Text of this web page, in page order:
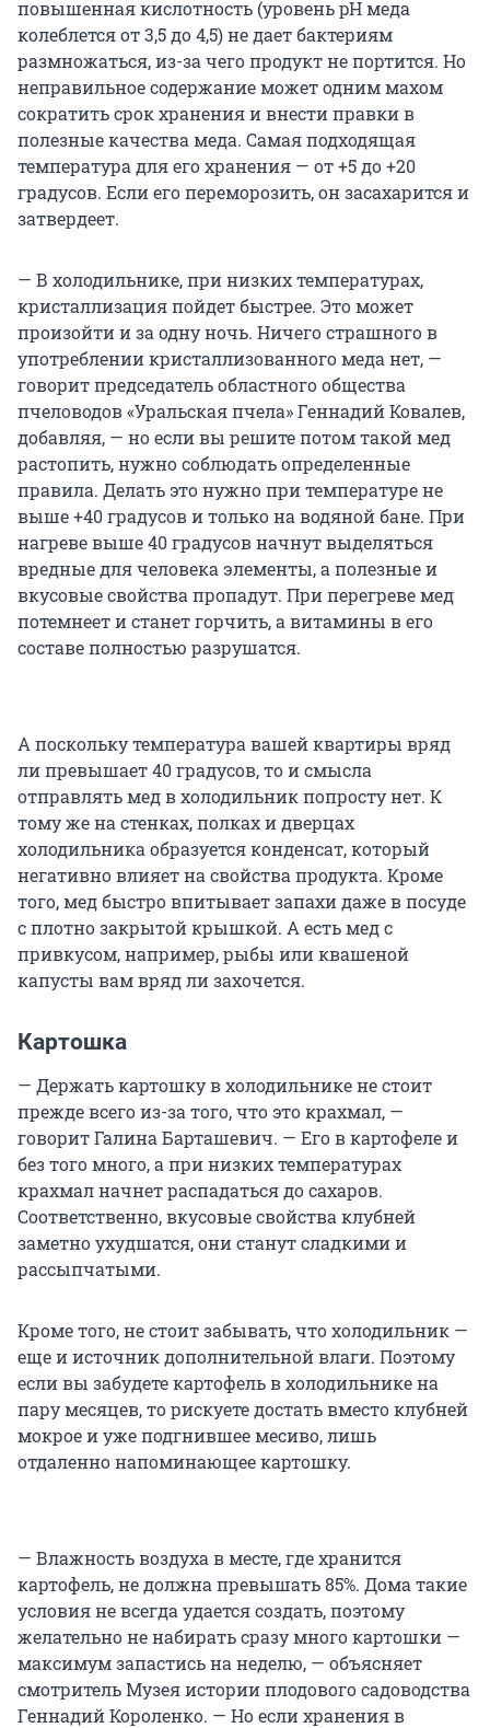
повышенная кислотность (уровень pH меда
колеблется от 3,5 до 4,5) не дает бактериям
размножаться, из-за чего продукт не портится. Но
неправильное содержание может одним махом
сократить срок хранения и внести правки в
полезные качества меда. Самая подходящая
температура для его хранения — от +5 до +20
градусов. Если его переморозить, он засахарится и
затвердеет.
— В холодильнике, при низких температурах,
кристаллизация пойдет быстрее. Это может
произойти и за одну ночь. Ничего страшного в
употреблении кристаллизованного меда нет, —
говорит председатель областного общества
пчеловодов «Уральская пчела» Геннадий Ковалев,
добавляя, — но если вы решите потом такой мед
растопить, нужно соблюдать определенные
правила. Делать это нужно при температуре не
выше +40 градусов и только на водяной бане. При
нагреве выше 40 градусов начнут выделяться
вредные для человека элементы, а полезные и
вкусовые свойства пропадут. При перегреве мед
потемнеет и станет горчить, а витамины в его
составе полностью разрушатся.
А поскольку температура вашей квартиры вряд
ли превышает 40 градусов, то и смысла
отправлять мед в холодильник попросту нет. К
тому же на стенках, полках и дверцах
холодильника образуется конденсат, который
негативно влияет на свойства продукта. Кроме
того, мед быстро впитывает запахи даже в посуде
с плотно закрытой крышкой. А есть мед с
привкусом, например, рыбы или квашеной
капусты вам вряд ли захочется.
Картошка
— Держать картошку в холодильнике не стоит
прежде всего из-за того, что это крахмал, —
говорит Галина Барташевич. — Его в картофеле и
без того много, а при низких температурах
крахмал начнет распадаться до сахаров.
Соответственно, вкусовые свойства клубней
заметно ухудшатся, они станут сладкими и
рассыпчатыми.
Кроме того, не стоит забывать, что холодильник —
еще и источник дополнительной влаги. Поэтому
если вы забудете картофель в холодильнике на
пару месяцев, то рискуете достать вместо клубней
мокрое и уже подгнившее месиво, лишь
отдаленно напоминающее картошку.
— Влажность воздуха в месте, где хранится
картофель, не должна превышать 85%. Дома такие
условия не всегда удается создать, поэтому
желательно не набирать сразу много картошки —
максимум запастись на неделю, — объясняет
смотритель Музея истории плодового садоводства
Геннадий Короленко. — Но если хранения в